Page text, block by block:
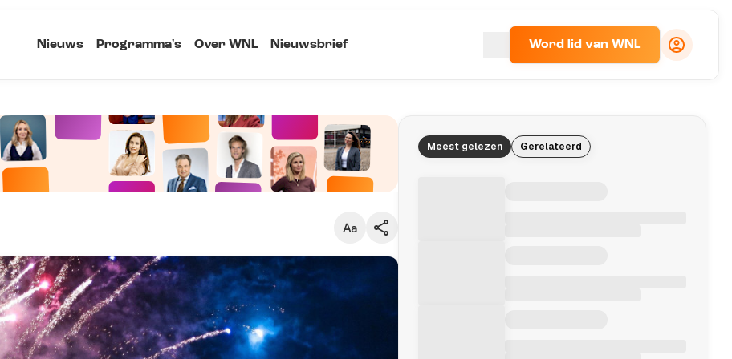
Nieuws Programma's Over WNL Nieuwsbrief Word lid van WNL
Groot
Kopieer link
Meest gelezen Gerelateerd